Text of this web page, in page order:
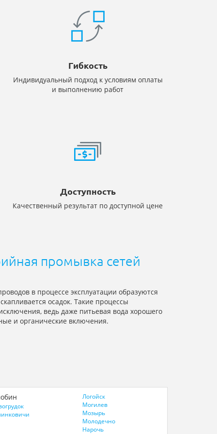
Гибкость
Индивидуальный подход к условиям оплаты
и выполнению работ
Доступность
Качественный результат по доступной цене
промывка сетей
в процессе эксплуатации образуются
осадок. Такие процессы
ведь даже питьевая вода хорошего
и органические включения.
Логойск
Могилев
Мозырь
Молодечно
Нарочь